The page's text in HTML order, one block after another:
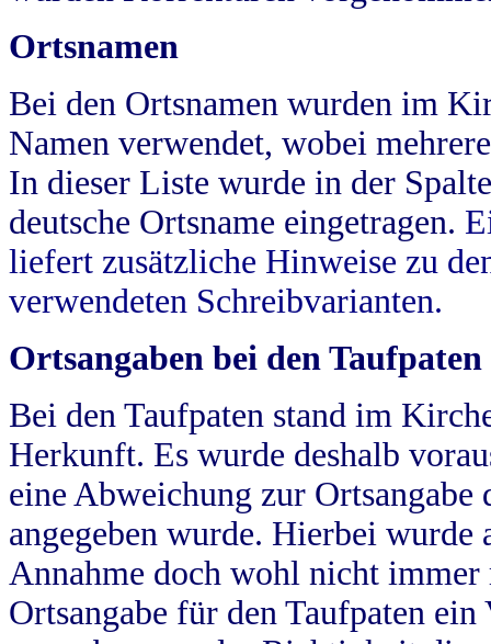
Ortsnamen
Bei den Ortsnamen wurden im
Namen verwendet, wobei
In dieser Liste wurde in der
deutsche Ortsname eingetragen.
liefert zusätzliche Hinweise zu
verwendeten Schreibvarianten.
Ortsangaben bei den Taufpaten
Bei den Taufpaten stand im
Herkunft. Es wurde deshalb
eine Abweichung zur
angegeben wurde. Hierbei wurde
Annahme doch wohl nicht
Ortsangabe für den Taufpaten